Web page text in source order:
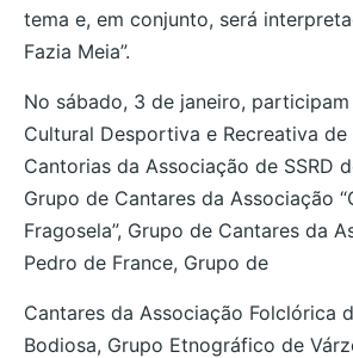
tema e, em conjunto, será
Fazia Meia”.
No sábado, 3 de janeiro,
Cultural Desportiva e Recreativa de
Cantorias da Associação de SSRD
Grupo de Cantares da Associação
Fragosela”, Grupo de Cantares da
Pedro de France, Grupo de
Cantares da Associação Folclórica
Bodiosa, Grupo Etnográfico de